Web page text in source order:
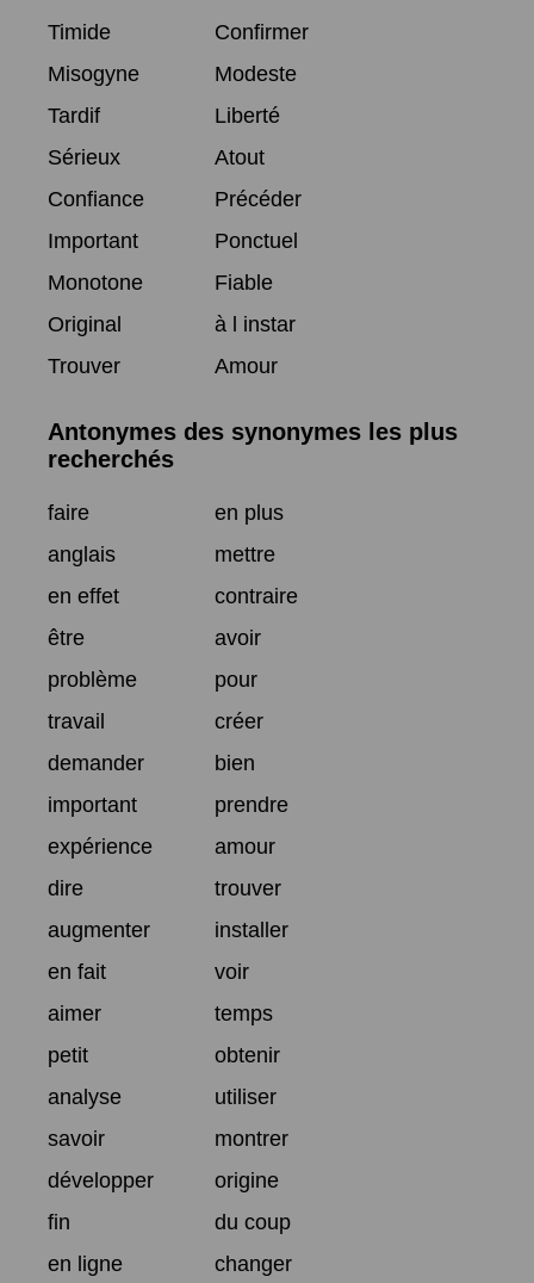
Timide
Confirmer
Misogyne
Modeste
Tardif
Liberté
Sérieux
Atout
Confiance
Précéder
Important
Ponctuel
Monotone
Fiable
Original
à l instar
Trouver
Amour
Antonymes des synonymes les plus
recherchés
faire
en plus
anglais
mettre
en effet
contraire
être
avoir
problème
pour
travail
créer
demander
bien
important
prendre
expérience
amour
dire
trouver
augmenter
installer
en fait
voir
aimer
temps
petit
obtenir
analyse
utiliser
savoir
montrer
développer
origine
fin
du coup
en ligne
changer